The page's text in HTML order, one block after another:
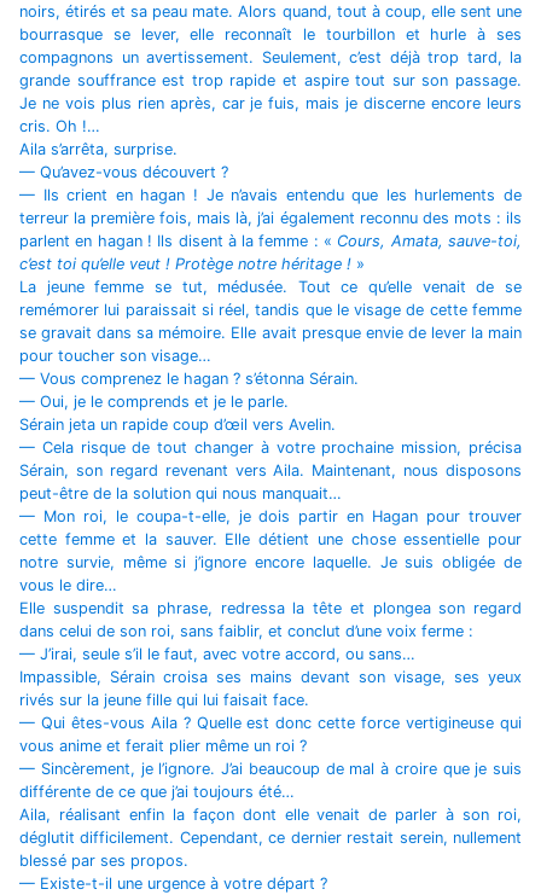
noirs, étirés et sa peau mate. Alors quand, tout à coup, elle sent une
bourrasque se lever, elle reconnaît le tourbillon et hurle à ses
compagnons un avertissement. Seulement, c’est déjà trop tard, la
grande souffrance est trop rapide et aspire tout sur son passage.
Je ne vois plus rien après, car je fuis, mais je discerne encore leurs
cris. Oh !…
Aila s’arrêta, surprise.
— Qu’avez-vous découvert ?
— Ils crient en hagan ! Je n’avais entendu que les hurlements de
terreur la première fois, mais là, j’ai également reconnu des mots : ils
parlent en hagan ! Ils disent à la femme : « Cours, Amata, sauve-toi,
c’est toi qu’elle veut ! Protège notre héritage ! »
La jeune femme se tut, médusée. Tout ce qu’elle venait de se
remémorer lui paraissait si réel, tandis que le visage de cette femme
se gravait dans sa mémoire. Elle avait presque envie de lever la main
pour toucher son visage…
— Vous comprenez le hagan ? s’étonna Sérain.
— Oui, je le comprends et je le parle.
Sérain jeta un rapide coup d’œil vers Avelin.
— Cela risque de tout changer à votre prochaine mission, précisa
Sérain, son regard revenant vers Aila. Maintenant, nous disposons
peut-être de la solution qui nous manquait…
— Mon roi, le coupa-t-elle, je dois partir en Hagan pour trouver
cette femme et la sauver. Elle détient une chose essentielle pour
notre survie, même si j’ignore encore laquelle. Je suis obligée de
vous le dire…
Elle suspendit sa phrase, redressa la tête et plongea son regard
dans celui de son roi, sans faiblir, et conclut d’une voix ferme :
— J’irai, seule s’il le faut, avec votre accord, ou sans…
Impassible, Sérain croisa ses mains devant son visage, ses yeux
rivés sur la jeune fille qui lui faisait face.
— Qui êtes-vous Aila ? Quelle est donc cette force vertigineuse qui
vous anime et ferait plier même un roi ?
— Sincèrement, je l’ignore. J’ai beaucoup de mal à croire que je suis
différente de ce que j’ai toujours été…
Aila, réalisant enfin la façon dont elle venait de parler à son roi,
déglutit difficilement. Cependant, ce dernier restait serein, nullement
blessé par ses propos.
— Existe-t-il une urgence à votre départ ?